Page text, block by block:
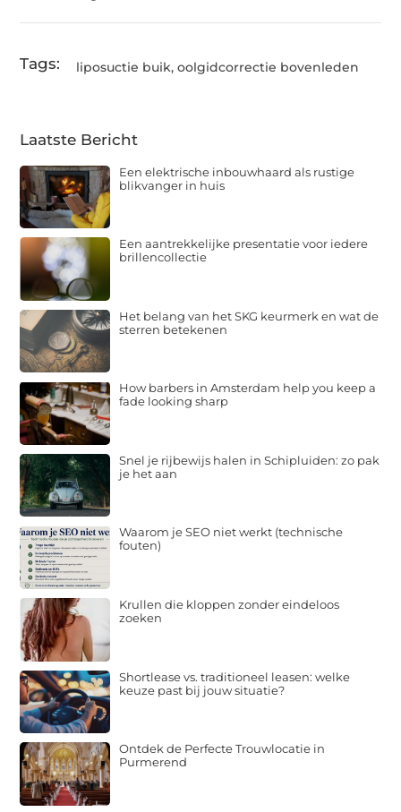
Tags: liposuctie buik,oolgidcorrectie bovenleden
Laatste Bericht
Een elektrische inbouwhaard als rustige
blikvanger in huis
Een aantrekkelijke presentatie voor iedere
brillencollectie
Het belang van het SKG keurmerk en wat de
sterren betekenen
How barbers in Amsterdam help you keep a
fade looking sharp
Snel je rijbewijs halen in Schipluiden: zo pak
je het aan
Waarom je SEO niet werkt (technische
fouten)
Krullen die kloppen zonder eindeloos
zoeken
Shortlease vs. traditioneel leasen: welke
keuze past bij jouw situatie?
Ontdek de Perfecte Trouwlocatie in
Purmerend